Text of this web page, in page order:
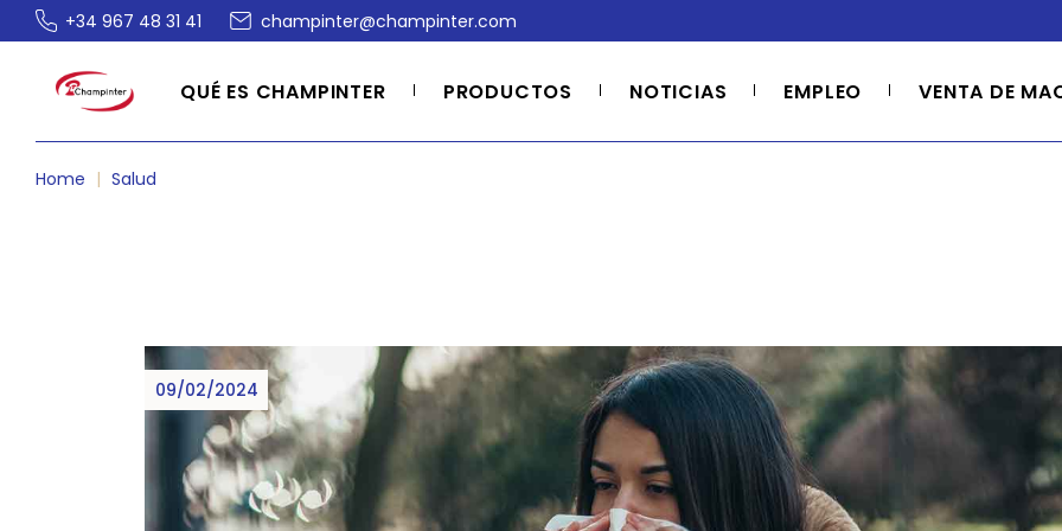
Skip
the
+34 967 48 31 41 champinter@champinter.com
QUÉ ES CHAMPINTER PRODUCTOS NOTICIAS EMPLEO VENTA DE
Home Salud
09/02/2024